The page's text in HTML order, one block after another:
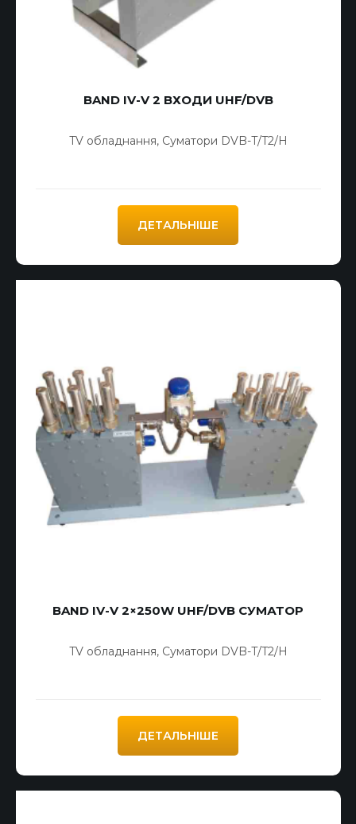
BAND IV-V 2 ВХОДИ UHF/DVB
TV обладнання, Суматори DVB-T/T2/H
ДЕТАЛЬНІШЕ
BAND IV-V 2×250W UHF/DVB СУМАТОР
TV обладнання, Суматори DVB-T/T2/H
ДЕТАЛЬНІШЕ